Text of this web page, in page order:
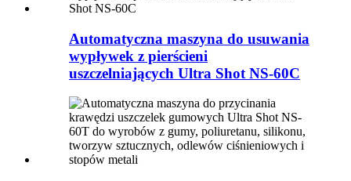
Automatyczna maszyna do usuwania
wypływek z pierścieni
uszczelniających Ultra Shot NS-60C